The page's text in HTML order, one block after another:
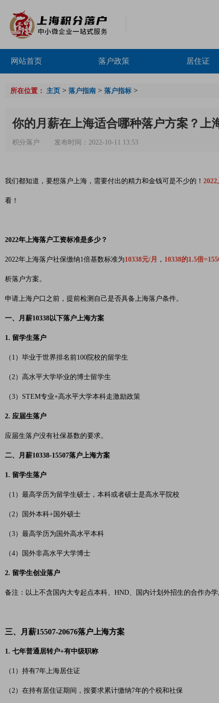
网站首页 落户政策 居住证
所在位置： 主页 > 落户指南 > 落户指标 >
你的月薪在上海适合哪种落户方案？上
积分落户 发布时间：2022-10-11 13:53
我们都知道，要想落户上海，需要付出的精力和金钱可是不少的！
看！
2022年上海落户工资标准是多少？
2022年上海落户社保缴纳1倍基数标准为10338元/月 ， 10338的1.5倍
析落户方案。
申请上海户口之前，提前检测自己是否具备上海落户条件。
一、月薪10338以下落户上海方案
1. 留学生落户
（1）毕业于世界排名前100院校的留学生
（2）高水平大学毕业的博士留学生
（3）STEM专业+高水平大学本科走激励政策
2. 应届生落户
应届生落户没有社保基数的要求。
二、月薪10338-15507落户上海方案
1. 留学生落户
（1）最高学历为留学生硕士，本科或者硕士是高水平院校
（2）国外本科+国外硕士
（3）最高学历为国外高水平本科
（4）国外非高水平大学博士
2. 留学生创业落户
备注：以上不含国内大专起点本科、HND、国内计划外招生的合作办
三、月薪15507-20676落户上海方案
1. 七年普通居转户+有中级职称
（1）持有7年上海居住证
（2）在持有居住证期间，按要求累计缴纳7年的个税和社保